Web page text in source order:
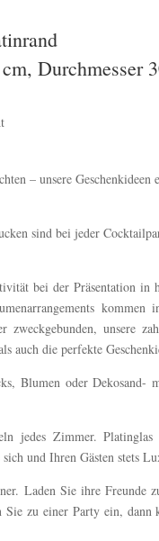
Durchmesser
– unsere Geschenkideen
sind bei jeder
bei der Präsentation in
kommen
unsere
die perfekte
Blumen oder Dekosand-
jedes Zimmer.
und Ihren Gästen stets
Laden Sie ihre Freunde
zu einer Party ein, dann